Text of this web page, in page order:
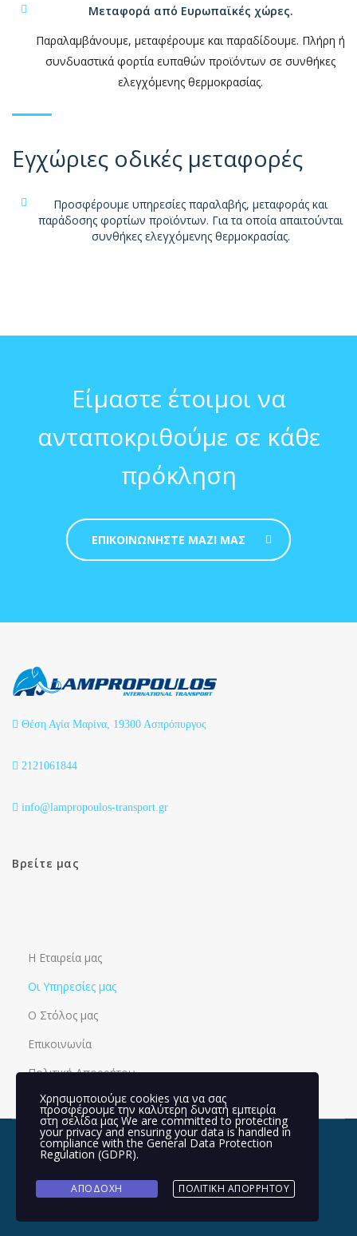
Μεταφορά από Ευρωπαϊκές χώρες.
Παραλαμβάνουμε, μεταφέρουμε και παραδίδουμε. Πλήρη ή
συνδυαστικά φορτία ευπαθών προϊόντων σε συνθήκες
ελεγχόμενης θερμοκρασίας.
Εγχώριες οδικές μεταφορές
Προσφέρουμε υπηρεσίες παραλαβής, μεταφοράς και
παράδοσης φορτίων προϊόντων. Για τα οποία απαιτούνται
συνθήκες ελεγχόμενης θερμοκρασίας.
Είμαστε έτοιμοι να
ανταποκριθούμε σε κάθε
πρόκληση
ΕΠΙΚΟΙΝΩΝΗΣΤΕ ΜΑΖΙ ΜΑΣ
Θέση Αγία Μαρίνα, 19300 Ασπρόπυργος
2121061844
info@lampropoulos-transport.gr
Βρείτε μας
Η Εταιρεία μας
Οι Υπηρεσίες μας
Ο Στόλος μας
Επικοινωνία
Πολιτική Απορρήτου
Copyright © 2023 Created by
Χρησιμοποιούμε cookies για να σας
προσφέρουμε την καλύτερη δυνατή εμπειρία
στη σελίδα μας We are committed to protecting
your privacy and ensuring your data is handled in
compliance with the General Data Protection
Regulation (GDPR).
ΑΠΟΔΟΧΉ ΠΟΛΙΤΙΚΉ ΑΠΟΡΡΉΤΟΥ